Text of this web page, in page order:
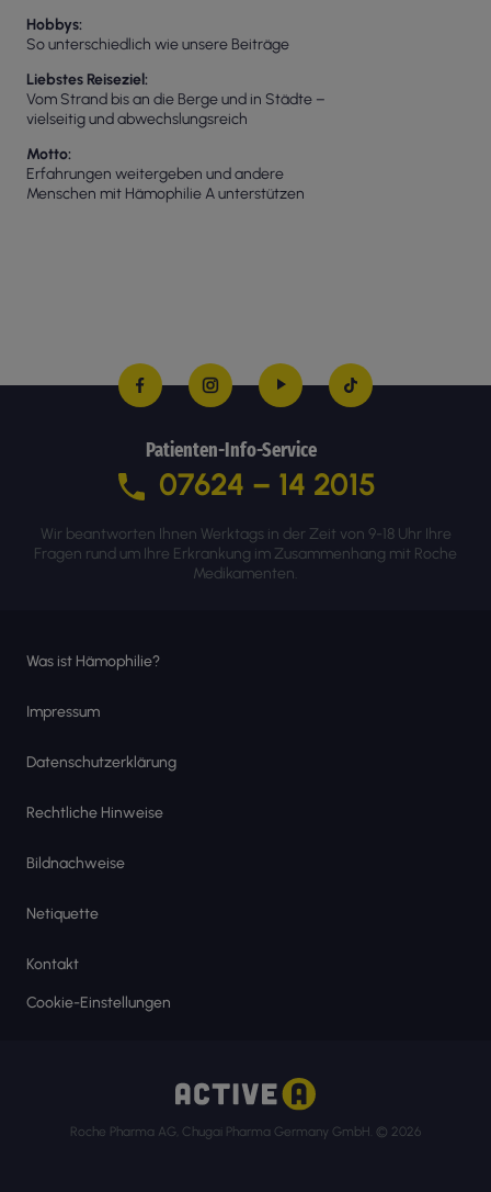
Hobbys
So unterschiedlich wie unsere Beiträge
Liebstes Reiseziel
Vom Strand bis an die Berge und in Städte –
vielseitig und abwechslungsreich
Motto
Erfahrungen weitergeben und andere
Menschen mit Hämophilie A unterstützen
Roche Pharma AG, Chugai Pharma Germany GmbH. © 2026
Was ist Hämophilie?
Impressum
Datenschutzerklärung
Rechtliche Hinweise
Bildnachweise
Netiquette
Kontakt
Cookie-Einstellungen
Patienten-Info-Service
07624 – 14 2015
Wir beantworten Ihnen Werktags in der Zeit von 9-18 Uhr Ihre
Fragen rund um Ihre Erkrankung im Zusammenhang mit Roche
Medikamenten.